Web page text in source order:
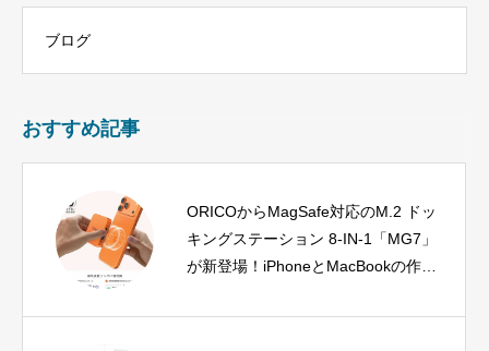
ブログ
おすすめ記事
ORICOからMagSafe対応のM.2 ドッ
キングステーション 8-IN-1「MG7」
が新登場！iPhoneとMacBookの作業